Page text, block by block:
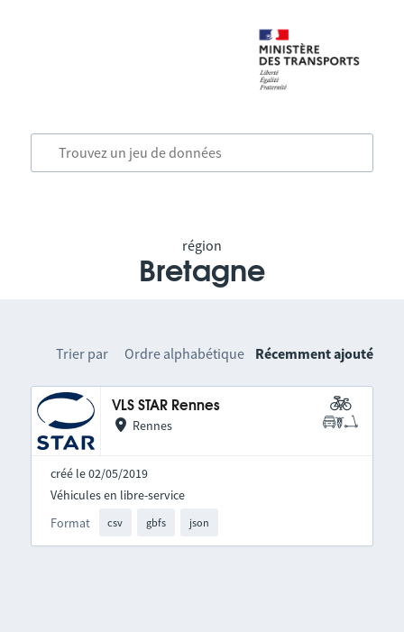
région
Bretagne
Trier par Ordre alphabétique Récemment ajouté
VLS STAR Rennes
Rennes
créé le 02/05/2019
Format csv gbfs json
Véhicules en libre-service